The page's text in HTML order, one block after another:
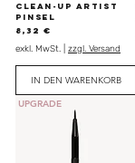
Clean-up Artist
Pinsel
Preis
8,32 €
exkl. MwSt. zzgl. Versand
IN DEN WARENKORB
UPGRADE